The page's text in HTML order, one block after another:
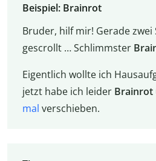
Beispiel: Brainrot
Bruder, hilf mir! Gerade zwei
gescrollt … Schlimmster
Eigentlich wollte ich
jetzt habe ich leider Brainrot
mal verschieben.